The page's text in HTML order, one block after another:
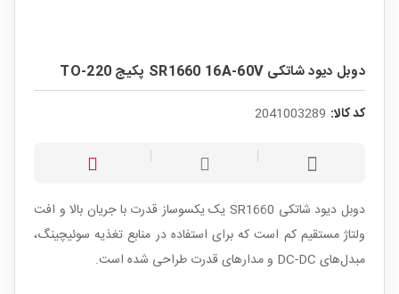
دوبل دیود شاتکی SR1660 16A-60V پکیج TO-220
کد کالا: 2041003289
دوبل دیود شاتکی SR1660 یک یکسوساز قدرت با جریان بالا و افت
ولتاژ مستقیم کم است که برای استفاده در منابع تغذیه سوئیچینگ،
مبدل‌های DC-DC و مدارهای قدرت طراحی شده است.